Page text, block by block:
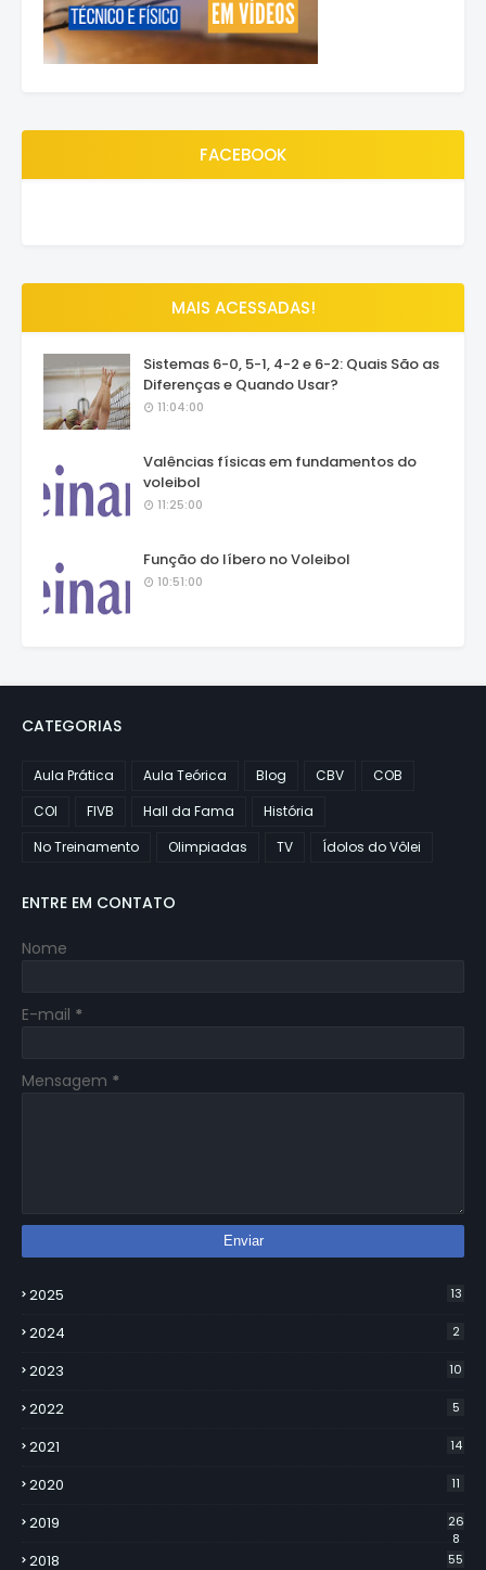
FACEBOOK
MAIS ACESSADAS!
Sistemas 6-0, 5-1, 4-2 e 6-2: Quais São as
Diferenças e Quando Usar?
11:04:00
Valências físicas em fundamentos do
voleibol
11:25:00
Função do líbero no Voleibol
10:51:00
CATEGORIAS
Aula Prática Aula Teórica Blog CBV
COB
COI
FIVB Hall da Fama
História
No Treinamento
Olimpiadas TV Ídolos do Vôlei
ENTRE EM CONTATO
Nome
E-mail *
Mensagem *
2025 13
2024 2
2023 10
2022 5
2021 14
2020 11
2019
26
8
2018
55